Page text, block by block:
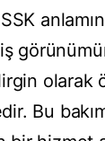
olarak
Bu